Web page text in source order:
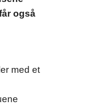
også
med et